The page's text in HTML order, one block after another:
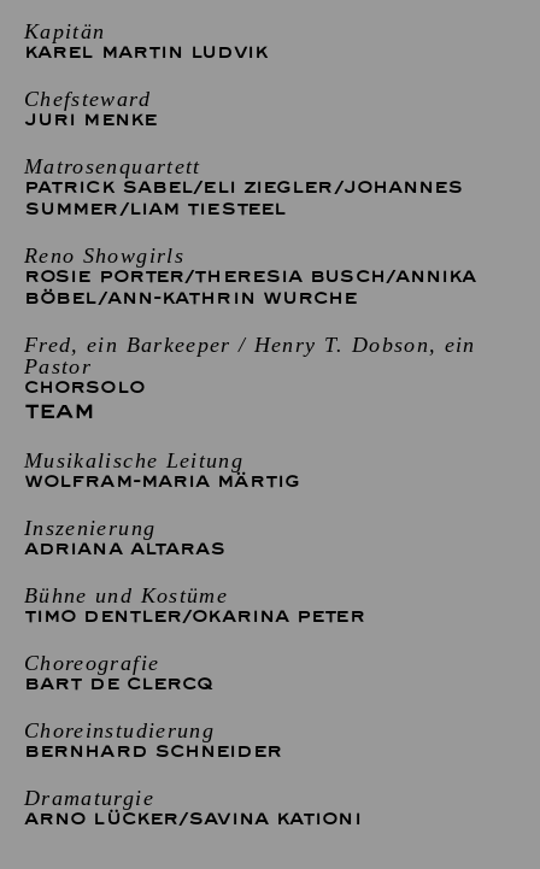
Kapitän
KAREL MARTIN LUDVIK
Chefsteward
JURI MENKE
Matrosenquartett
PATRICK SABEL/ELI ZIEGLER/JOHANNES
SUMMER/LIAM TIESTEEL
Reno Showgirls
ROSIE PORTER/THERESIA BUSCH/ANNIKA
BÖBEL/ANN-KATHRIN WURCHE
Fred, ein Barkeeper / Henry T. Dobson, ein
Pastor
CHORSOLO
TEAM
Musikalische Leitung
WOLFRAM-MARIA MÄRTIG
Inszenierung
ADRIANA ALTARAS
Bühne und Kostüme
TIMO DENTLER/OKARINA PETER
Choreografie
BART DE CLERCQ
Choreinstudierung
BERNHARD SCHNEIDER
Dramaturgie
ARNO LÜCKER/SAVINA KATIONI